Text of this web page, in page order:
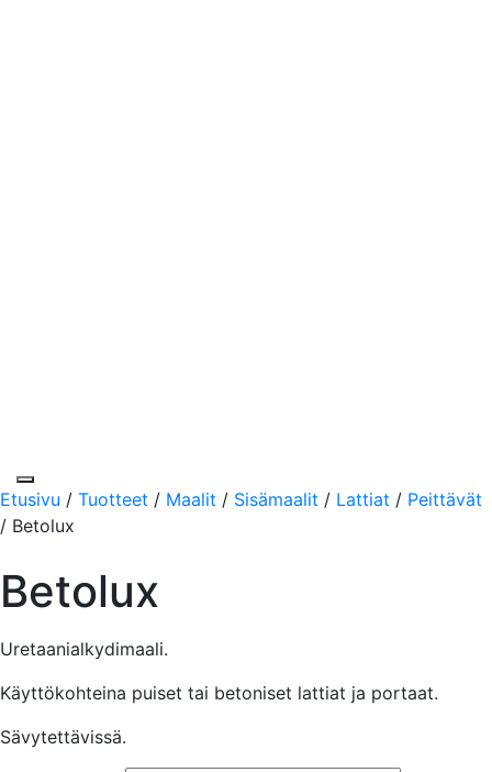
Toggle navigation
Etusivu / Tuotteet / Maalit / Sisämaalit / Lattiat / Peittävät
/ Betolux
Betolux
Uretaanialkydimaali.
Käyttökohteina puiset tai betoniset lattiat ja portaat.
Sävytettävissä.